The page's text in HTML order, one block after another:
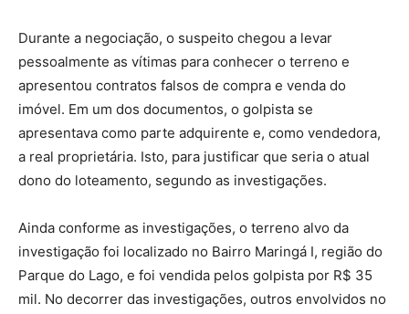
Durante a negociação, o suspeito chegou a levar
pessoalmente as vítimas para conhecer o terreno e
apresentou contratos falsos de compra e venda do
imóvel. Em um dos documentos, o golpista se
apresentava como parte adquirente e, como vendedora,
a real proprietária. Isto, para justificar que seria o atual
dono do loteamento, segundo as investigações.
Ainda conforme as investigações, o terreno alvo da
investigação foi localizado no Bairro Maringá I, região do
Parque do Lago, e foi vendida pelos golpista por R$ 35
mil. No decorrer das investigações, outros envolvidos no